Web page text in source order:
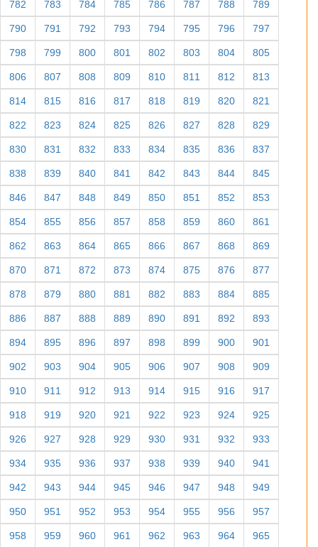
782 783 784 785 786 787 788 789
790 791 792 793 794 795 796 797
798 799 800 801 802 803 804 805
806 807 808 809 810 811 812 813
814 815 816 817 818 819 820 821
822 823 824 825 826 827 828 829
830 831 832 833 834 835 836 837
838 839 840 841 842 843 844 845
846 847 848 849 850 851 852 853
854 855 856 857 858 859 860 861
862 863 864 865 866 867 868 869
870 871 872 873 874 875 876 877
878 879 880 881 882 883 884 885
886 887 888 889 890 891 892 893
894 895 896 897 898 899 900 901
902 903 904 905 906 907 908 909
910 911 912 913 914 915 916 917
918 919 920 921 922 923 924 925
926 927 928 929 930 931 932 933
934 935 936 937 938 939 940 941
942 943 944 945 946 947 948 949
950 951 952 953 954 955 956 957
958 959 960 961 962 963 964 965